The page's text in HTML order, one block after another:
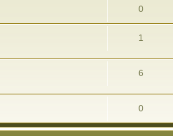
0
1
6
0